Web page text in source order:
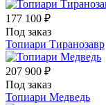
177 100 ₽
Под заказ
Топиари Тиранозавр
207 900 ₽
Под заказ
Топиари Медведь